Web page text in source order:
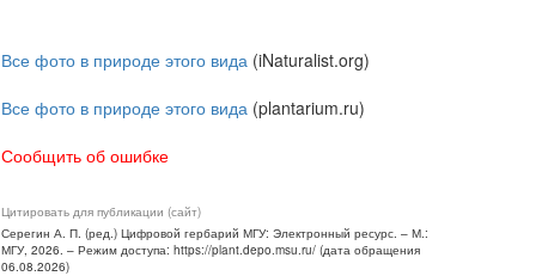
Все фото в природе этого вида (iNaturalist.org)
Все фото в природе этого вида (plantarium.ru)
Сообщить об ошибке
Цитировать для публикации (сайт)
Серегин А. П. (ред.) Цифровой гербарий МГУ: Электронный ресурс. – М.:
МГУ, 2026. – Режим доступа: https://plant.depo.msu.ru/ (дата обращения
06.08.2026)